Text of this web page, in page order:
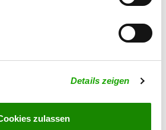
Details zeigen
zulassen
Details
Details